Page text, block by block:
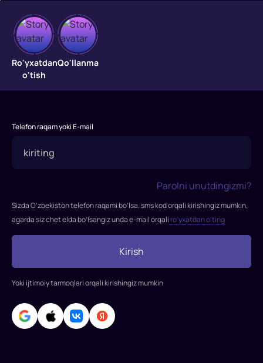
Presto
"Presto"
filmi
olingan.
Ro'yxatdan
o'tish
Qo'llanma
Telefon raqam yoki E-mail
Parolni unutdingizmi?
Sizda O’zbekiston telefon raqami bo’lsa. sms kod orqali kirishingiz mumkin,
agarda siz chet elda bo’lsangiz unda e-mail orqali ro’yxatdan o’ting
Kirish
Yoki ijtimoiy tarmoqlari orqali kirishingiz mumkin